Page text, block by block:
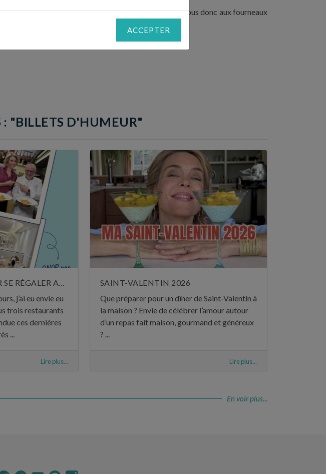
l'adage s'applique aussi en cuisine. Mettez-vous donc aux fourneaux
le soleil de cette fin mai.
: "BILLETS D'HUMEUR"
j’ai eu envie eu
trois restaurants
ces dernières
...
Lire plus...
SAINT-VALENTIN 2026
Que préparer pour un dîner de Saint-Valentin à
la maison ? Envie de célébrer l’amour autour
d’un repas fait maison, gourmand et généreux
? ...
Lire plus...
En voir plus...
ACCEPTER